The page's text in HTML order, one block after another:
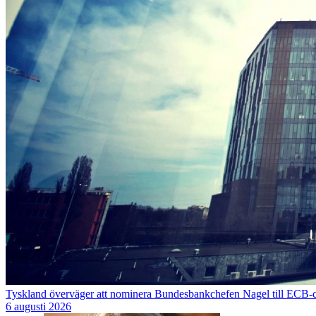
Tyskland överväger att nominera Bundesbankchefen Nagel till ECB-
6 augusti 2026